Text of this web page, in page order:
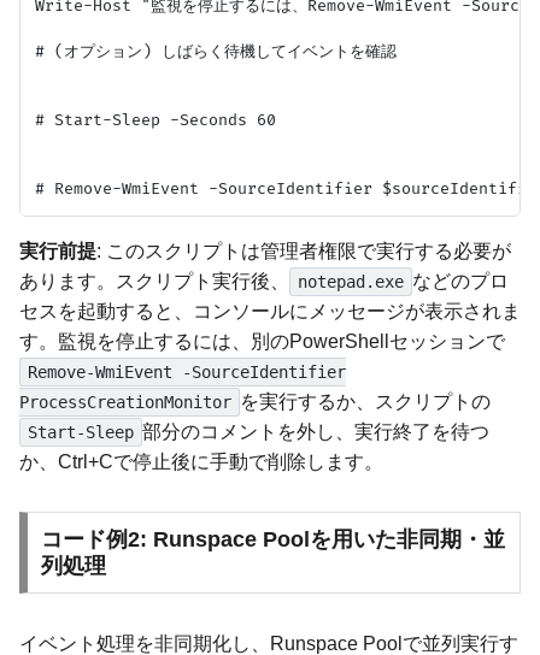
Write-Host "監視を停止するには、Remove-WmiEvent -
# (オプション) しばらく待機してイベントを確認
# Start-Sleep -Seconds 60
実行前提: このスクリプトは管理者権限で実行する必要が
あります。スクリプト実行後、
notepad.exe などのプロ
セスを起動すると、コンソールにメッセージが表示されま
す。監視を停止するには、別のPowerShellセッションで
Remove-WmiEvent -SourceIdentifier
ProcessCreationMonitor を実行するか、スクリプトの
Start-Sleep 部分のコメントを外し、実行終了を待つ
か、Ctrl+Cで停止後に手動で削除します。
コード例2: Runspace Poolを用いた非同期・並
列処理
イベント処理を非同期化し、Runspace Poolで並列実行す